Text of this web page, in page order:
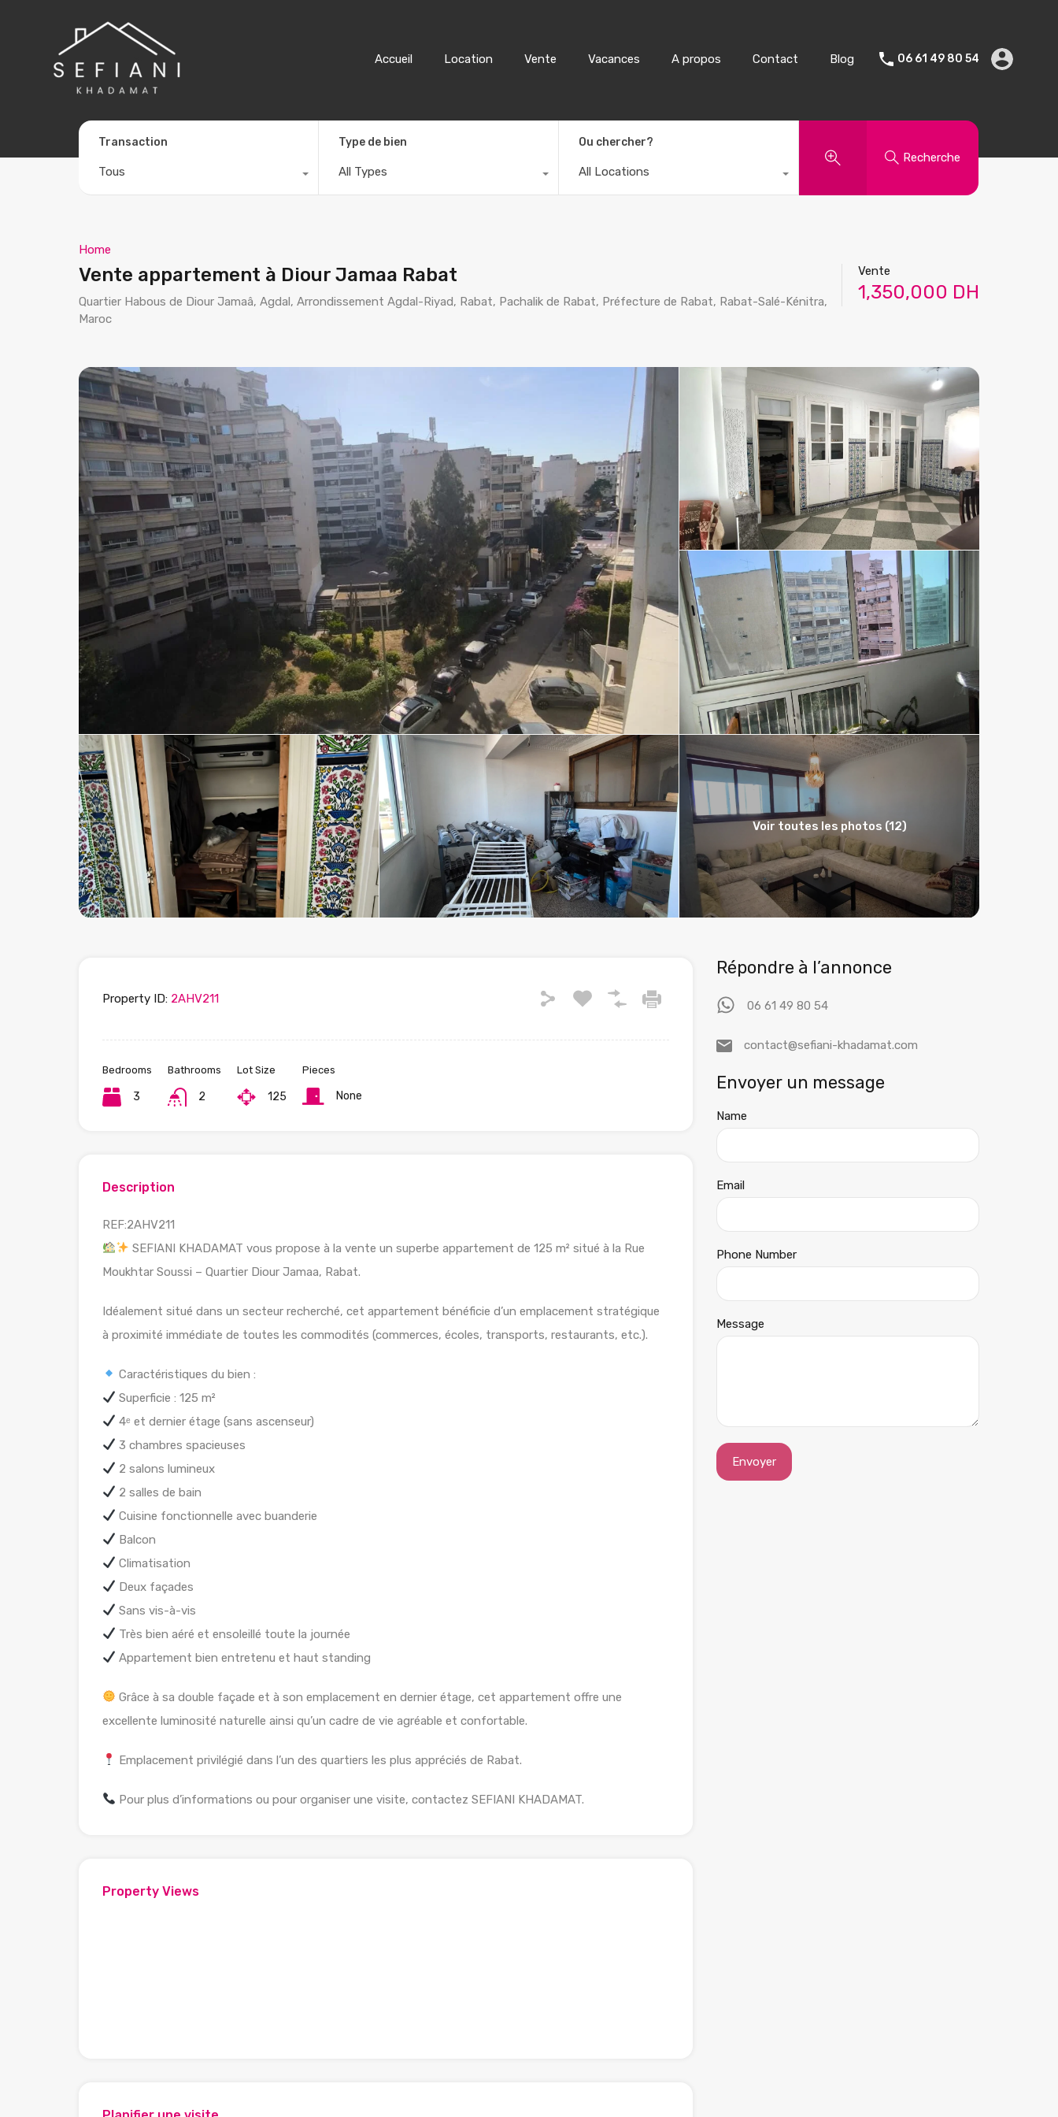
Accueil
Location Vente Vacances A propos Contact Blog 06 61 49 80 54
Transaction
Tous
Type de bien
All Types
Ou chercher?
All Locations
Recherche
Home
Vente appartement à Diour Jamaa Rabat
Quartier Habous de Diour Jamaâ, Agdal, Arrondissement Agdal-Riyad, Rabat, Pachalik de Rabat, Préfecture de Rabat, Rabat-Salé-Kénitra,
Maroc
Vente
1,350,000 DH
Voir toutes les photos (12)
Property ID: 2AHV211
Bedrooms
3
Bathrooms
2
Lot Size
125
Pieces
None
Description
REF:2AHV211
SEFIANI KHADAMAT vous propose à la vente un superbe appartement de 125 m² situé à la Rue
Moukhtar Soussi – Quartier Diour Jamaa, Rabat.
Idéalement situé dans un secteur recherché, cet appartement bénéficie d’un emplacement stratégique
à proximité immédiate de toutes les commodités (commerces, écoles, transports, restaurants, etc.).
Caractéristiques du bien :
Superficie : 125 m²
4ᵉ et dernier étage (sans ascenseur)
3 chambres spacieuses
2 salons lumineux
2 salles de bain
Cuisine fonctionnelle avec buanderie
Balcon
Climatisation
Deux façades
Sans vis-à-vis
Très bien aéré et ensoleillé toute la journée
Appartement bien entretenu et haut standing
Grâce à sa double façade et à son emplacement en dernier étage, cet appartement offre une
excellente luminosité naturelle ainsi qu’un cadre de vie agréable et confortable.
Emplacement privilégié dans l’un des quartiers les plus appréciés de Rabat.
Pour plus d’informations ou pour organiser une visite, contactez SEFIANI KHADAMAT.
Property Views
Répondre à l’annonce
06 61 49 80 54
contact@sefiani-khadamat.com
Envoyer un message
Name
Email
Phone Number
Message